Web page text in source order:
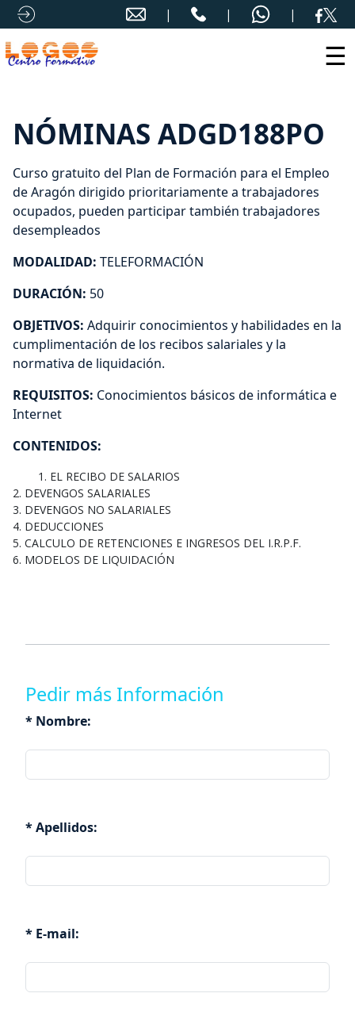
☰
NÓMINAS ADGD188PO
Curso gratuito del Plan de Formación para el Empleo
de Aragón dirigido prioritariamente a trabajadores
ocupados, pueden participar también trabajadores
desempleados
MODALIDAD: TELEFORMACIÓN
DURACIÓN: 50
OBJETIVOS: Adquirir conocimientos y habilidades en la
cumplimentación de los recibos salariales y la
normativa de liquidación.
REQUISITOS: Conocimientos básicos de informática e
Internet
CONTENIDOS:
2. DEVENGOS SALARIALES
3. DEVENGOS NO SALARIALES
4. DEDUCCIONES
5. CALCULO DE RETENCIONES E INGRESOS DEL I.R.P.F.
Pedir más Información
* Nombre:
* Apellidos:
* E-mail: